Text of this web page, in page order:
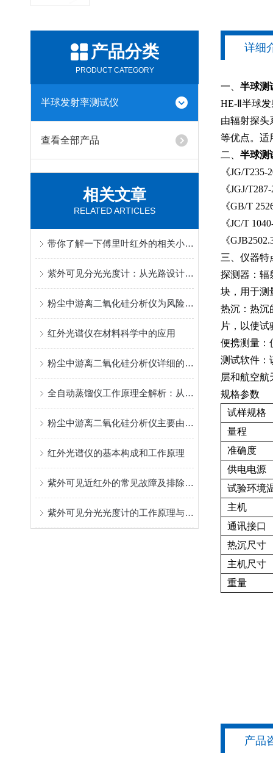
产品分类
PRODUCT CATEGORY
半球发射率测试仪
查看全部产品
相关文章
RELATED ARTICLES
带你了解一下傅里叶红外的相关小常识
紫外可见分光光度计：从光路设计到光谱解析的全技术链解析
粉尘中游离二氧化硅分析仪为风险评估、工艺改进和防护决策提供了支持
红外光谱仪在材料科学中的应用
粉尘中游离二氧化硅分析仪详细的工作过程
全自动蒸馏仪工作原理全解析：从加热、冷凝到终点判断的自动化实现
粉尘中游离二氧化硅分析仪主要由以下几个部分组成
红外光谱仪的基本构成和工作原理
紫外可见近红外的常见故障及排除方法
紫外可见分光光度计的工作原理与光路系统解析
详细
一、 半球测
HE-Ⅱ半球
由辐射探头
等优点。适
二、 半球测
《JG/
《JGJ/
《GB/T
《JC/T
《
三、仪器特
探测器：辐
块，用于测
热沉：热沉
片，以使
便携测量：
测试软件：
层和航空航
规格参数
试样规格
量程
准确度
供电电源
试验环境
主机
通讯接口
热沉尺寸
主机尺寸
重量
产品